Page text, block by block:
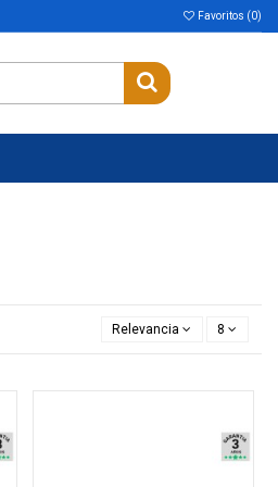
Favoritos (0)
Relevancia 8